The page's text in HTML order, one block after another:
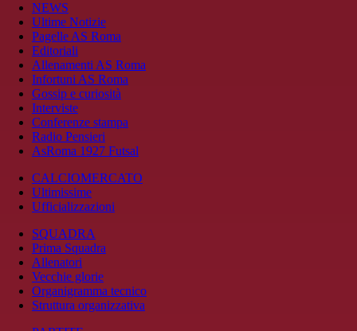
NEWS
Ultime Notizie
Pagelle AS Roma
Editoriali
Allenamenti AS Roma
Infortuni AS Roma
Gossip e curiosità
Interviste
Conferenze stampa
Radio Pensieri
AsRoma 1927 Futsal
CALCIOMERCATO
Ultimissime
Ufficializzazioni
SQUADRA
Prima Squadra
Allenatori
Vecchie glorie
Organigramma tecnico
Struttura organizzativa